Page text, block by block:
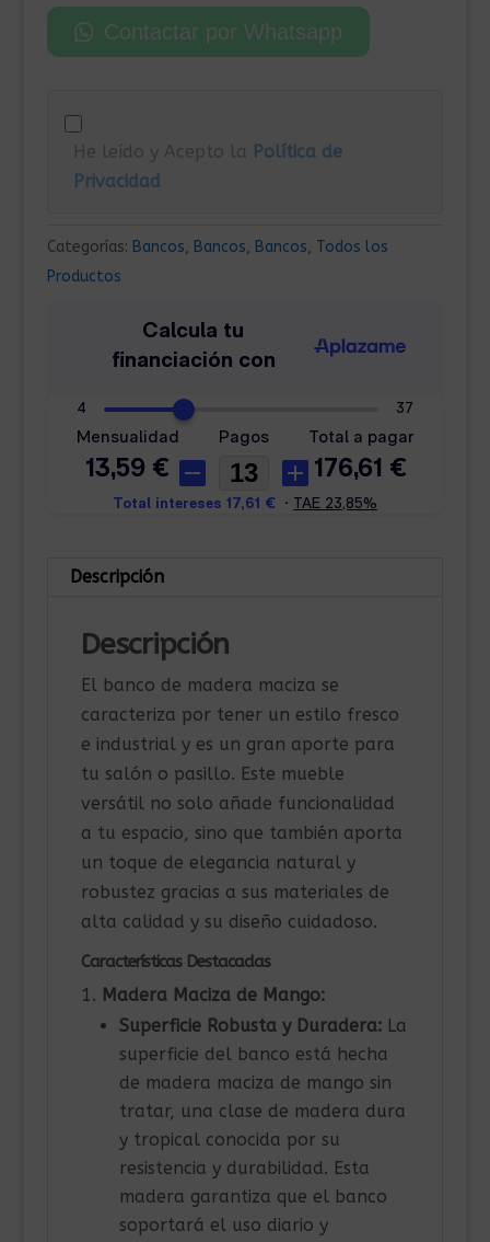
Maciza
tratar
Acero
Negro
110x35x46
Contactar por Whatsapp
He leído y Acepto la Política de
Privacidad
Categorías: Bancos, Bancos, Bancos, Todos los
Productos
Descripción
Descripción
El banco de madera maciza se
caracteriza por tener un estilo fresco
e industrial y es un gran aporte para
tu salón o pasillo. Este mueble
versátil no solo añade funcionalidad
a tu espacio, sino que también aporta
un toque de elegancia natural y
robustez gracias a sus materiales de
alta calidad y su diseño cuidadoso.
Características Destacadas
Madera Maciza de Mango:
Superficie Robusta y Duradera:La
superficie del banco está hecha
de madera maciza de mango sin
tratar, una clase de madera dura
y tropical conocida por su
resistencia y durabilidad. Esta
madera garantiza que el banco
soportará el uso diario y